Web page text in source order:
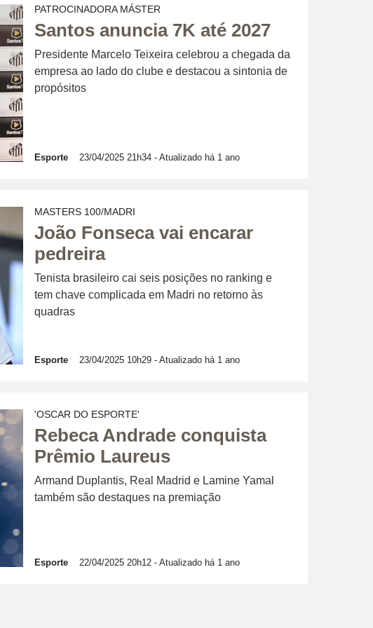
PATROCINADORA MÁSTER
Santos anuncia 7K até 2027
Presidente Marcelo Teixeira celebrou a chegada da
empresa ao lado do clube e destacou a sintonia de
propósitos
Esporte 23/04/2025 21h34 - Atualizado há 1 ano
MASTERS 100/MADRI
João Fonseca vai encarar
pedreira
Tenista brasileiro cai seis posições no ranking e
tem chave complicada em Madri no retorno às
quadras
Esporte 23/04/2025 10h29 - Atualizado há 1 ano
'OSCAR DO ESPORTE'
Rebeca Andrade conquista
Prêmio Laureus
Armand Duplantis, Real Madrid e Lamine Yamal
também são destaques na premiação
Esporte 22/04/2025 20h12 - Atualizado há 1 ano